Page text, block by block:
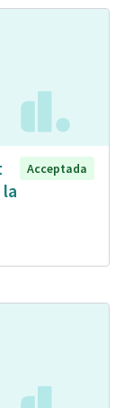
Acceptada